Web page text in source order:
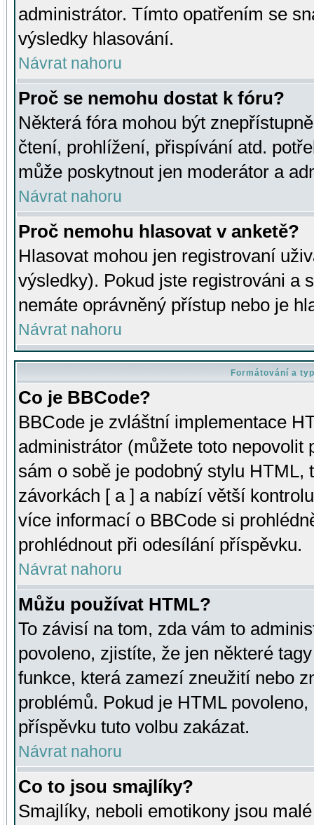
administrátor. Tímto opatřením se
výsledky hlasování.
Návrat nahoru
Proč se nemohu dostat k fóru?
Některá fóra mohou být
čtení, prohlížení, přispívání atd.
může poskytnout jen moderátor a
Návrat nahoru
Proč nemohu hlasovat v anketě?
Hlasovat mohou jen registrovaní
výsledky). Pokud jste registrováni a
nemáte oprávněný přístup nebo je
Návrat nahoru
Formátování a
Co je BBCode?
BBCode je zvláštní implementace
administrátor (můžete toto
sám o sobě je podobný stylu HTML,
závorkách [ a ] a nabízí větší
více informací o BBCode si
prohlédnout při odesílání příspěvku.
Návrat nahoru
Můžu používat HTML?
To závisí na tom, zda vám to
povoleno, zjistíte, že jen některé
funkce, která zamezí zneužití nebo
problémů. Pokud je HTML
příspěvku tuto volbu zakázat.
Návrat nahoru
Co to jsou smajlíky?
Smajlíky, neboli emotikony jsou